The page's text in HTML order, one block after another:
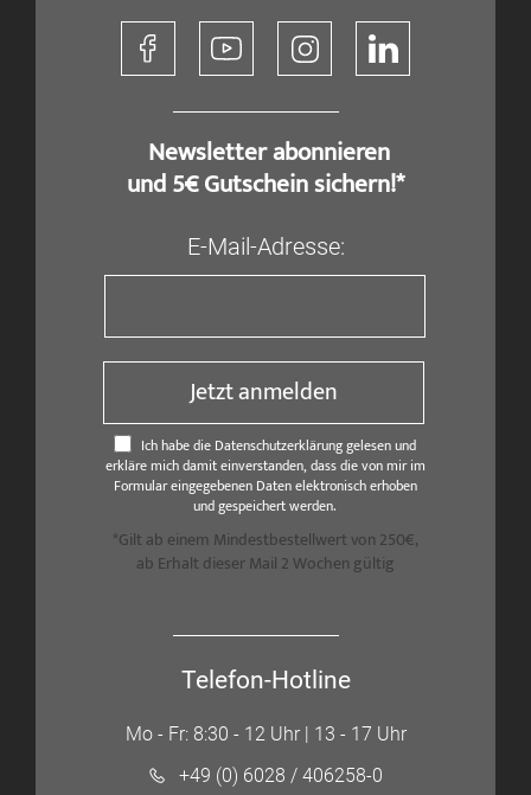
​ Newsletter abonnieren
und 5€ Gutschein sichern!*
E-Mail-Adresse:
Jetzt anmelden
Ich habe die Datenschutzerklärung gelesen und
erkläre mich damit einverstanden, dass die von mir im
Formular eingegebenen Daten elektronisch erhoben
und gespeichert werden.
*Gilt ab einem Mindestbestellwert von 250€,
ab Erhalt dieser Mail 2 Wochen gültig
Telefon-Hotline
Mo - Fr: 8:30 - 12 Uhr | 13 - 17 Uhr
+49 (0) 6028 / 406258-0